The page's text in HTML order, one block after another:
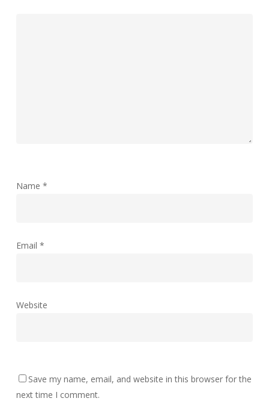
Name *
Email *
Website
Save my name, email, and website in this browser for the
next time I comment.